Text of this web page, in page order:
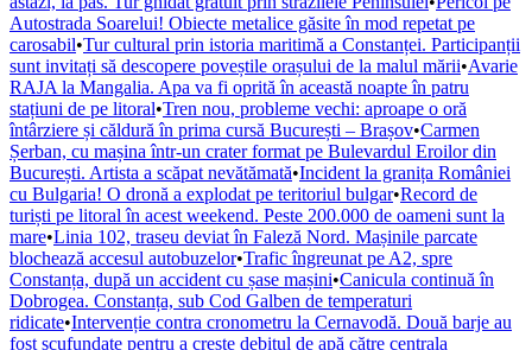
Autostrada Soarelui! Obiecte metalice găsite în mod repetat pe
carosabil•Tur cultural prin istoria maritimă a Constanței. Participanții
sunt invitați să descopere poveștile orașului de la malul mării•Avarie
RAJA la Mangalia. Apa va fi oprită în această noapte în patru
stațiuni de pe litoral•Tren nou, probleme vechi: aproape o oră
întârziere și căldură în prima cursă București – Brașov•Carmen
Șerban, cu mașina într-un crater format pe Bulevardul Eroilor din
București. Artista a scăpat nevătămată•Incident la granița României
cu Bulgaria! O dronă a explodat pe teritoriul bulgar•Record de
turiști pe litoral în acest weekend. Peste 200.000 de oameni sunt la
mare•Linia 102, traseu deviat în Faleză Nord. Mașinile parcate
blochează accesul autobuzelor•Trafic îngreunat pe A2, spre
Constanța, după un accident cu șase mașini•Canicula continuă în
Dobrogea. Constanța, sub Cod Galben de temperaturi
ridicate•Intervenție contra cronometru la Cernavodă. Două barje au
fost scufundate pentru a crește debitul de apă către centrala